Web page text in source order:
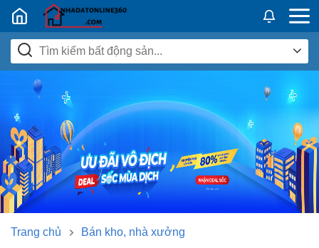
Nhadatban24h.vn
Trang chủ Bán kho, nhà xưởng